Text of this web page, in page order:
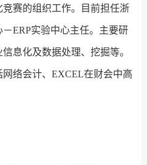
赛的组织工作。目前担任浙
ERP实验中心主任。主要研
息化及数据处理、挖掘等。
络会计、EXCEL在财会中高